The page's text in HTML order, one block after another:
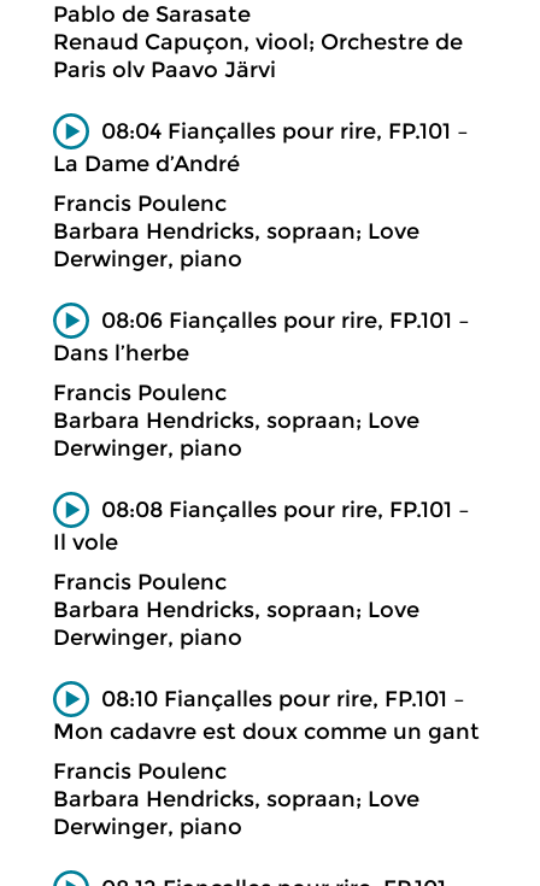
Pablo de Sarasate
Renaud Capuçon, viool; Orchestre de
Paris olv Paavo Järvi
08:04 Fiançalles pour rire, FP.101 –
La Dame d’André
Francis Poulenc
Barbara Hendricks, sopraan; Love
Derwinger, piano
08:06 Fiançalles pour rire, FP.101 –
Dans l’herbe
Francis Poulenc
Barbara Hendricks, sopraan; Love
Derwinger, piano
08:08 Fiançalles pour rire, FP.101 –
Il vole
Francis Poulenc
Barbara Hendricks, sopraan; Love
Derwinger, piano
08:10 Fiançalles pour rire, FP.101 –
Mon cadavre est doux comme un gant
Francis Poulenc
Barbara Hendricks, sopraan; Love
Derwinger, piano